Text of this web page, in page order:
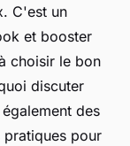
C'est un
et booster
choisir le bon
discuter
des
pratiques pour